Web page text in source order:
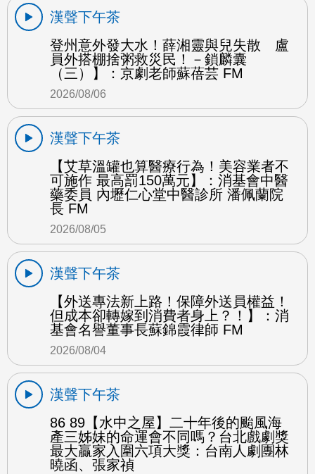
漢聲下午茶
登州意外發大水！薛湘靈與兒失散 盧
員外搭棚捨粥救災民！－鎖麟囊
（三）】：京劇老師蘇蓓芸 FM
2026/08/06
漢聲下午茶
【艾草溫罐也算醫療行為！美容業者不
可施作 最高罰150萬元】：消基會中醫
藥委員 內壢仁心堂中醫診所 潘佩蘭院
長 FM
2026/08/05
漢聲下午茶
【外送專法新上路！保障外送員權益！
但成本卻轉嫁到消費者身上？！】：消
基會名譽董事長蘇錦霞律師 FM
2026/08/04
漢聲下午茶
86 89【水中之屋】二十年後的颱風海
產三姊妹的命運會不同嗎？台北戲劇獎
最大贏家入圍六項大獎：台南人劇團林
曉函、張家禎